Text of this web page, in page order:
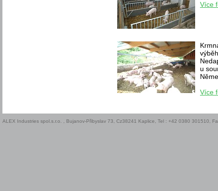
Více
u
Více
ALEX Industries spol.s.r.o. , Bujanov-Přibyslav 73, Cz38241 Kaplice, Tel : +42 0380 301510,